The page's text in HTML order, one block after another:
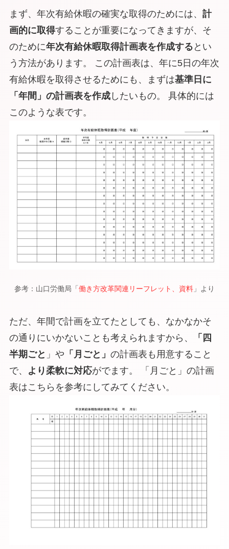
まず、年次有給休暇の確実な取得のためには、 計
画的に取得することが重要になってきますが、そ
のために年次有給休暇取得計画表を作成する とい
う方法があります。 この計画表は、年に5日の年次
有給休暇を取得させるためにも、まずは基準日に
「年間」の計画表を作成したいもの。 具体的には
このような表です。
参考：山口労働局「働き方改革関連リーフレット、資料 」より
ただ、年間で計画を立てたとしても、なかなかそ
の通りにいかないことも考えられますから、
「四
半期ごと 」や 「月ごと」 の計画表も用意すること
で、
より柔軟に対応がでます。 「月ごと」の計画
表はこちらを参考にしてみてください。